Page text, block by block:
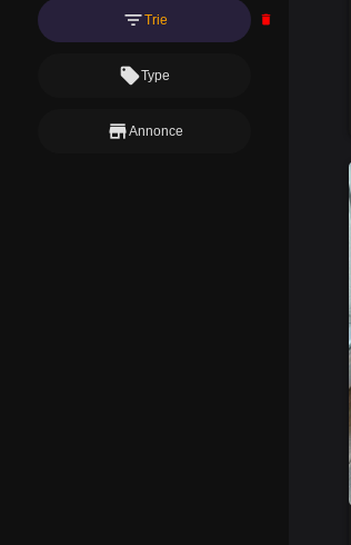
filter_listTrie delete
local_offerType
storeAnnonce